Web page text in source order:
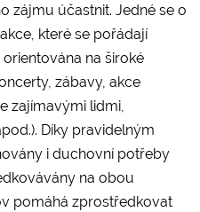
zájmu účastnit. Jedné se o
které se pořádají
na široké
zábavy, akce
zajímavými lidmi,
Díky pravidelným
i duchovní potřeby
na obou
pomáhá zprostředkovat